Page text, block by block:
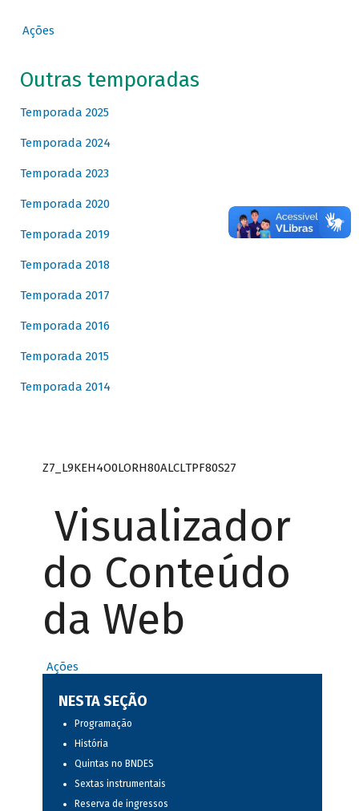
Ações
Outras temporadas
Temporada 2025
Temporada 2024
Temporada 2023
Temporada 2020
Temporada 2019
Temporada 2018
Temporada 2017
Temporada 2016
Temporada 2015
Temporada 2014
Z7_L9KEH4O0LORH80ALCLTPF80S27
Visualizador
do Conteúdo
da Web
Ações
NESTA SEÇÃO
Programação
História
Quintas no BNDES
Sextas instrumentais
Reserva de ingressos